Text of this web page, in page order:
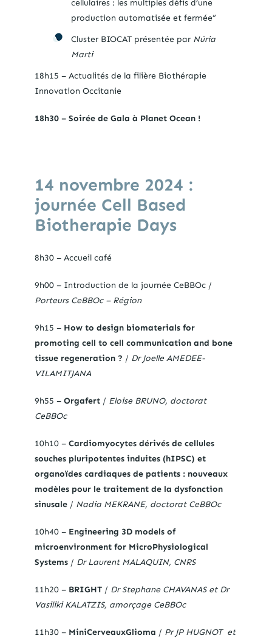
cellulaires : les multiples défis d’une
production automatisée et fermée”
Cluster BIOCAT présentée par Núria
Marti
18h15 – Actualités de la filière Biothérapie
Innovation Occitanie
18h30 – Soirée de Gala à Planet Ocean !
14 novembre 2024 :
journée Cell Based
Biotherapie Days
8h30 – Accueil café
9h00 – Introduction de la journée CeBBOc /
Porteurs CeBBOc – Région
9h15 –How to design biomaterials for
promoting cell to cell communication and bone
tissue regeneration ? / Dr Joelle AMEDEE-
VILAMITJANA
9h55 – Orgafert / Eloise BRUNO, doctorat
CeBBOc
10h10 –Cardiomyocytes dérivés de cellules
souches pluripotentes induites (hIPSC) et
organoïdes cardiaques de patients : nouveaux
modèles pour le traitement de la dysfonction
sinusale / Nadia MEKRANE, doctorat CeBBOc
10h40 – Engineering 3D models of
microenvironment for MicroPhysiological
Systems/ Dr Laurent MALAQUIN, CNRS
11h20 – BRIGHT / Dr Stephane CHAVANAS et Dr
Vasiliki KALATZIS, amorçage CeBBOc
11h30 – MiniCerveauxGlioma / Pr JP HUGNOT et